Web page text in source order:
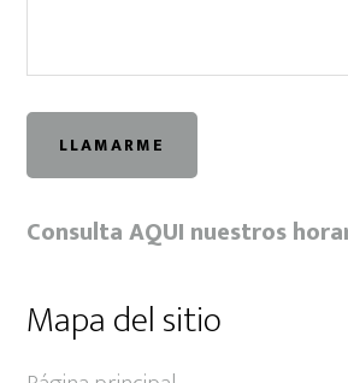
Consulta AQUI nuestros
Mapa del sitio